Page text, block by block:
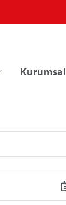
Kurumsal